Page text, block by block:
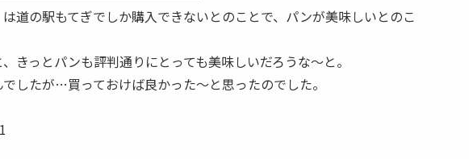
道の駅もてぎでしか購入できないとのことで、パンが美味しいとのこ
きっとパンも評判通りにとっても美味しいだろうな～と。
したが…買っておけば良かった～と思ったのでした。